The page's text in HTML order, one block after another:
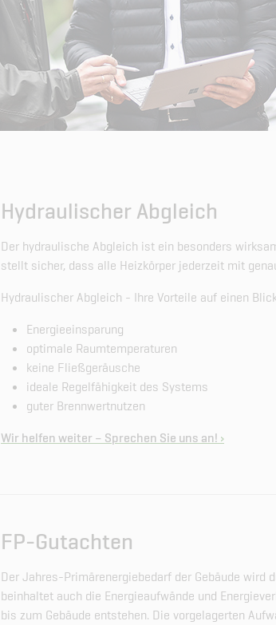
Hydraulischer Abgleich
Der hydraulische Abgleich ist ein besonders
stellt sicher, dass alle Heizkörper jederzeit mit
Hydraulischer Abgleich - Ihre Vorteile auf einen
Energieeinsparung
optimale Raumtemperaturen
keine Fließgeräusche
ideale Regelfähigkeit des Systems
guter Brennwertnutzen
Wir helfen weiter – Sprechen Sie uns an!
FP-Gutachten
Der Jahres-Primärenergiebedarf der Gebäude wird
beinhaltet auch die Energieaufwände und
bis zum Gebäude entstehen. Die vorgelagerten